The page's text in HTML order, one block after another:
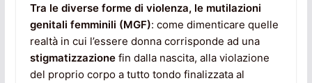
Tra le diverse forme di violenza, le mutilazioni
genitali femminili (MGF): come dimenticare quelle
realtà in cui l’essere donna corrisponde ad una
stigmatizzazionefin dalla nascita, alla violazione
del proprio corpo a tutto tondo finalizzata al